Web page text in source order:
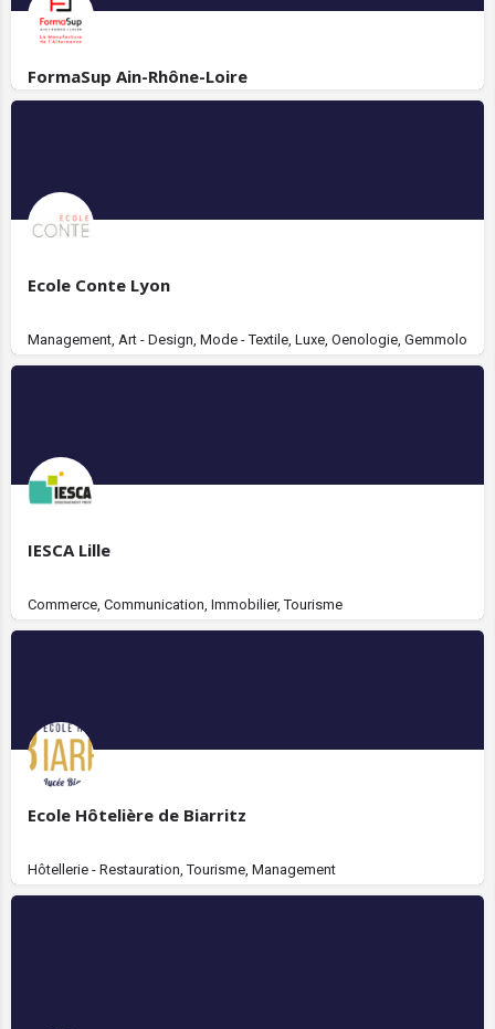
FormaSup Ain-Rhône-Loire
Ecole Conte Lyon
Management, Art - Design, Mode - Textile, Luxe, Oenologie,
IESCA Lille
Commerce, Communication, Immobilier, Tourisme
Ecole Hôtelière de Biarritz
Hôtellerie - Restauration, Tourisme, Management